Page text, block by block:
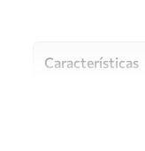
Características